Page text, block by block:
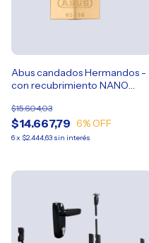
Abus candados Hermandos -
con recubrimiento NANO
$14.667,79
$15.604,03
6% OFF
6x $2.444,63 sin interés